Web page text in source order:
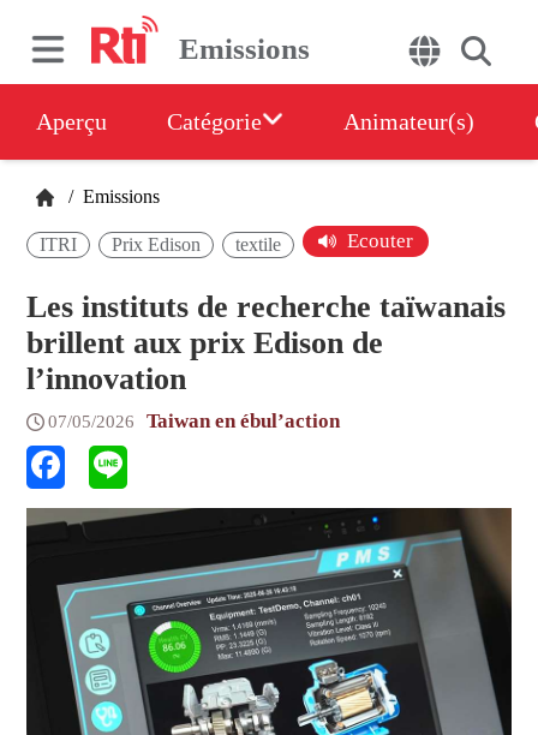
Emissions
Aperçu Catégorie Animateur(s)
/ Emissions
ITRI Prix Edison textile Ecouter
Les instituts de recherche taïwanais
brillent aux prix Edison de
l’innovation
07/05/2026 Taiwan en ébul’action